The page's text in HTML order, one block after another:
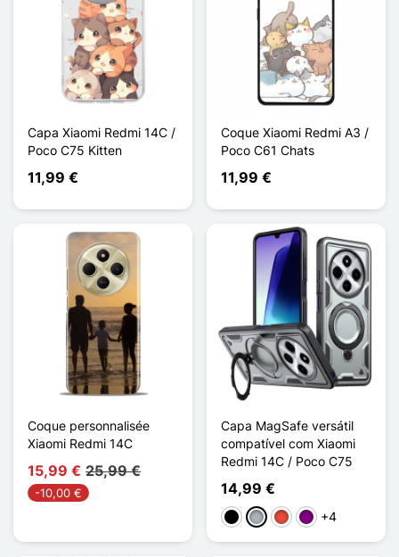
Capa Xiaomi Redmi 14C /
Poco C75 Kitten
11,99 €
Coque Xiaomi Redmi A3 /
Poco C61 Chats
11,99 €
Coque personnalisée
Xiaomi Redmi 14C
15,99 € 25,99 €
-10,00 €
Capa MagSafe versátil
compatível com Xiaomi
Redmi 14C / Poco C75
14,99 €
PretoCinzentoVermelho
Púrpura
+4